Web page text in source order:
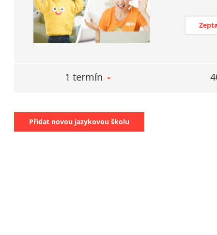
1 termín
Přidat novou jazykovou školu